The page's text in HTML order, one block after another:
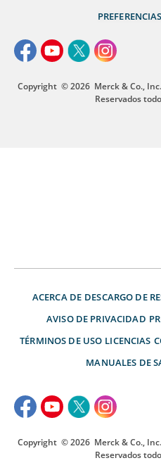
Copyright © 2026 Merck & Co.,
Reservados
ACERCA DE DESCARGO DE
AVISO DE PRIVACIDAD
TÉRMINOS DE USO LICENCIAS
MANUALES DE
Copyright © 2026 Merck & Co.,
Reservados